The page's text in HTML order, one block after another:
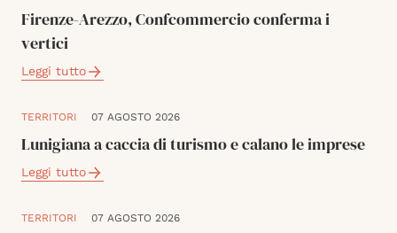
Firenze-Arezzo, Confcommercio conferma i
vertici
Leggi tutto
TERRITORI 07 AGOSTO 2026
Lunigiana a caccia di turismo e calano le imprese
Leggi tutto
TERRITORI 07 AGOSTO 2026